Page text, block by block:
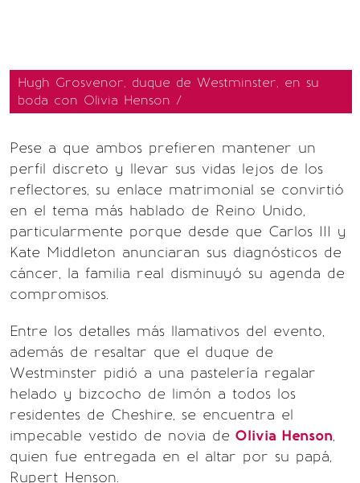
Hugh Grosvenor, duque de Westminster, en su
boda con Olivia Henson /
Pese a que ambos prefieren mantener un
perfil discreto y llevar sus vidas lejos de los
reflectores, su enlace matrimonial se convirtió
en el tema más hablado de Reino Unido,
particularmente porque desde que Carlos III y
Kate Middleton anunciaran sus diagnósticos de
cáncer, la familia real disminuyó su agenda de
compromisos.
Entre los detalles más llamativos del evento,
además de resaltar que el duque de
Westminster pidió a una pastelería regalar
helado y bizcocho de limón a todos los
residentes de Cheshire, se encuentra el
impecable vestido de novia de Olivia Henson,
quien fue entregada en el altar por su papá,
Rupert Henson.